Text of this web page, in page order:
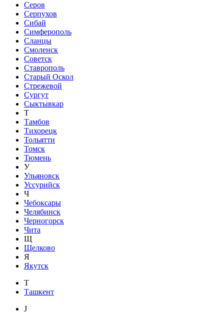
Серов
Серпухов
Сибай
Симферополь
Сланцы
Смоленск
Советск
Ставрополь
Старый Оскол
Стрежевой
Сургут
Сыктывкар
Т
Тамбов
Тихорецк
Тольятти
Томск
Тюмень
У
Ульяновск
Уссурийск
Ч
Чебоксары
Челябинск
Черногорск
Чита
Щ
Щелково
Я
Якутск
Т
Ташкент
J